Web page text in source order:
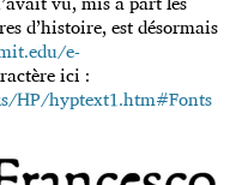
d’histoire, est désormais
e-
ici :
HP/hyptext1.htm#Fonts